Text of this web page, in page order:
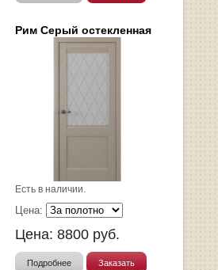
Рим Серый остекленная
Есть в наличии.
Цена:
Цена: 8800 руб.
Подробнее Заказать